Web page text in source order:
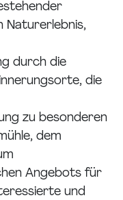
Naturerlebnis,
durch die
die
zu besonderen
dem
Angebots für
und